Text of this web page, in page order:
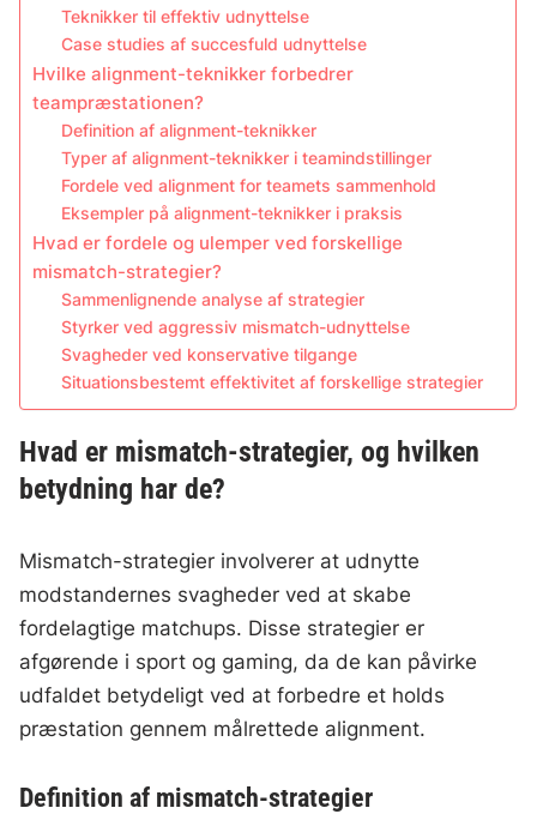
Teknikker til effektiv udnyttelse
Case studies af succesfuld udnyttelse
Hvilke alignment-teknikker forbedrer
teampræstationen?
Definition af alignment-teknikker
Typer af alignment-teknikker i teamindstillinger
Fordele ved alignment for teamets sammenhold
Eksempler på alignment-teknikker i praksis
Hvad er fordele og ulemper ved forskellige
mismatch-strategier?
Sammenlignende analyse af strategier
Styrker ved aggressiv mismatch-udnyttelse
Svagheder ved konservative tilgange
Situationsbestemt effektivitet af forskellige strategier
Hvad er mismatch-strategier, og hvilken
betydning har de?
Mismatch-strategier involverer at udnytte
modstandernes svagheder ved at skabe
fordelagtige matchups. Disse strategier er
afgørende i sport og gaming, da de kan påvirke
udfaldet betydeligt ved at forbedre et holds
præstation gennem målrettede alignment.
Definition af mismatch-strategier